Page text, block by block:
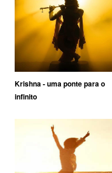
Krishna - uma ponte para o
infinito